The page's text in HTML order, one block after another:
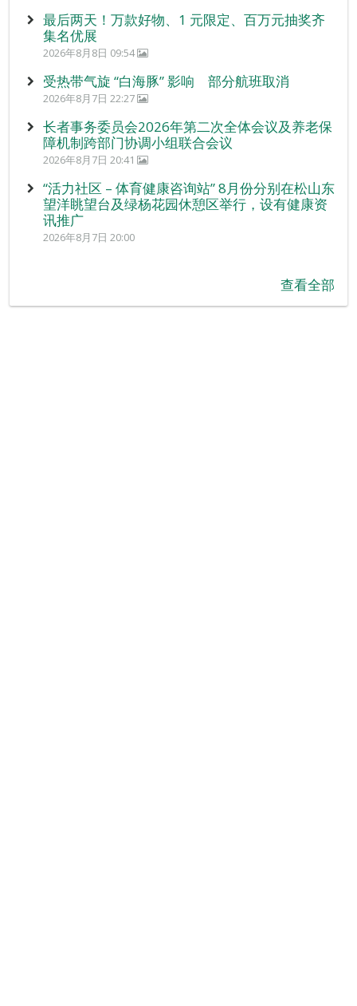
最后两天！万款好物、1 元限定、百万元抽奖齐
集名优展
2026年8月8日 09:54
受热带气旋 “白海豚” 影响 部分航班取消
2026年8月7日 22:27
长者事务委员会2026年第二次全体会议及养老保
障机制跨部门协调小组联合会议
2026年8月7日 20:41
“活力社区 – 体育健康咨询站” 8月份分别在松山东
望洋眺望台及绿杨花园休憩区举行，设有健康资
讯推广
2026年8月7日 20:00
查看全部